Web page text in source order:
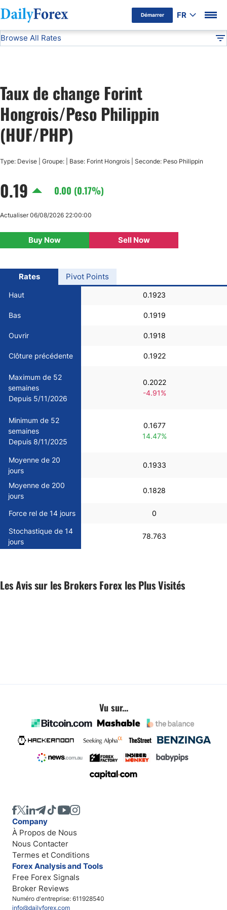
Démarrer FR
Avertissement Publicitaire
Browse All Rates
USD/JPY
GBP/USD
USD/CAD
AUD/USD
USD/BRL
Bitcoin/USD
All Currencies
Commodities
Indices
Taux de change Forint
Hongrois/Peso Philippin
(HUF/PHP)
Type: Devise | Groupe: | Base: Forint Hongrois | Seconde: Peso Philippin
0.19 0.00 (0.17%)
Buy Now Sell Now
Actualiser 06/08/2026 22:00:00
Rates
Haut 0.1923
Bas 0.1919
Ouvrir 0.1918
Clôture précédente 0.1922
Maximum de 52
semaines
Depuis 5/11/2026
0.2022
-4.91%
Minimum de 52
semaines
Depuis 8/11/2025
0.1677
14.47%
Moyenne de 20
jours
0.1933
Moyenne de 200
jours
0.1828
Force rel de 14 jours 0
Stochastique de 14
jours
78.763
Pivot Points
Les Avis sur les Brokers Forex les Plus Visités
Vu sur...
Numéro d'entreprise: 611928540
info@dailyforex.com
Company
À Propos de Nous
Nous Contacter
Termes et Conditions
Forex Analysis and Tools
Free Forex Signals
Broker Reviews